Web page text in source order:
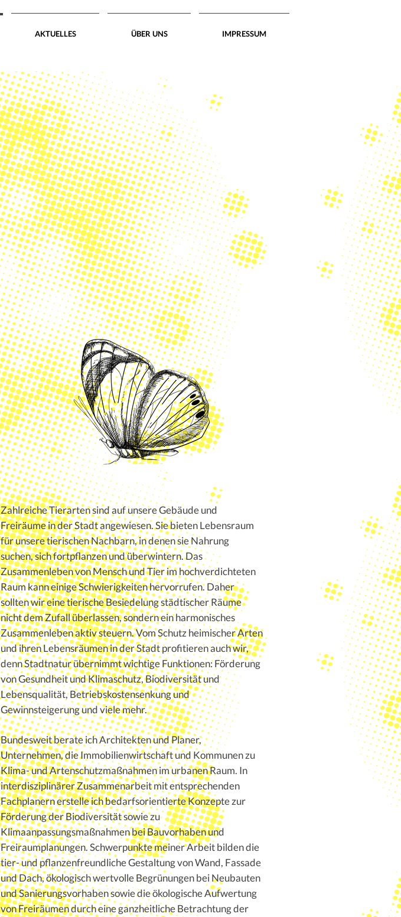
AKTUELLES ÜBER UNS IMPRESSUM
Zahlreiche Tierarten sind auf unsere Gebäude und
Freiräume in der Stadt angewiesen. Sie bieten Lebensraum
für unsere tierischen Nachbarn, in denen sie Nahrung
suchen, sich fortpflanzen und überwintern. Das
Zusammenleben von Mensch und Tier im hochverdichteten
Raum kann einige Schwierigkeiten hervorrufen. Daher
sollten wir eine tierische Besiedelung städtischer Räume
nicht dem Zufall überlassen, sondern ein harmonisches
Zusammenleben aktiv steuern. Vom Schutz heimischer Arten
und ihren Lebensräumen in der Stadt profitieren auch wir,
denn Stadtnatur übernimmt wichtige Funktionen: Förderung
von Gesundheit und Klimaschutz, Biodiversität und
Lebensqualität, Betriebskostensenkung und
Gewinnsteigerung und viele mehr.
Bundesweit berate ich Architekten und Planer,
Unternehmen, die Immobilienwirtschaft und Kommunen zu
Klima- und Artenschutzmaßnahmen im urbanen Raum. In
interdisziplinärer Zusammenarbeit mit entsprechenden
Fachplanern erstelle ich bedarfsorientierte Konzepte zur
Förderung der Biodiversität sowie zu
Klimaanpassungsmaßnahmen bei Bauvorhaben und
Freiraumplanungen. Schwerpunkte meiner Arbeit bilden die
tier- und pflanzenfreundliche Gestaltung von Wand, Fassade
und Dach, ökologisch wertvolle Begrünungen bei Neubauten
und Sanierungsvorhaben sowie die ökologische Aufwertung
von Freiräumen durch eine ganzheitliche Betrachtung der